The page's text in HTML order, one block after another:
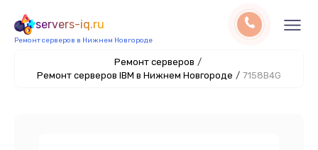
servers-iq.ru
Ремонт серверов в Нижнем Новгороде
Ремонт серверов /
Ремонт серверов IBM в Нижнем Новгороде / 7158B4G